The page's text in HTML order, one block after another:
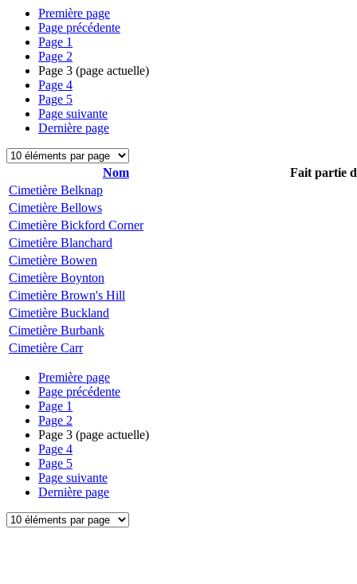
Première page
Page précédente
Page 1
Page 2
Page 3 (page actuelle)
Page 4
Page 5
Page suivante
Dernière page
Nom
Fait partie
Cimetière Belknap
Cimetière Bellows
Cimetière Bickford Corner
Cimetière Blanchard
Cimetière Bowen
Cimetière Boynton
Cimetière Brown's Hill
Cimetière Buckland
Cimetière Burbank
Cimetière Carr
Première page
Page précédente
Page 1
Page 2
Page 3 (page actuelle)
Page 4
Page 5
Page suivante
Dernière page